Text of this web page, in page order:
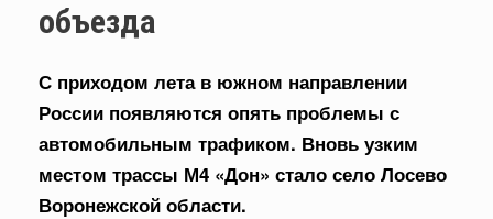
объезда
С приходом лета в южном направлении
России появляются опять проблемы с
автомобильным трафиком. Вновь узким
местом трассы М4 «Дон» стало село Лосево
Воронежской области.